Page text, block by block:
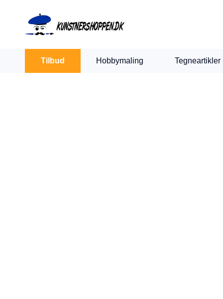
Tilbud Hobbymaling Tegneartikler
Indkøbskurv
Din kurv er tom.